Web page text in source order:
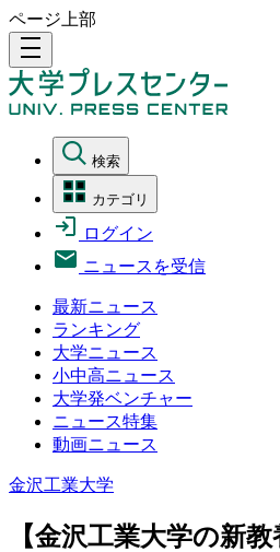
ページ上部
density_medium
検索
カテゴリ
ログイン
ニュースを受信
最新ニュース
ランキング
大学ニュース
小中高ニュース
大学発ベンチャー
ニュース特集
動画ニュース
金沢工業大学
【金沢工業大学の新